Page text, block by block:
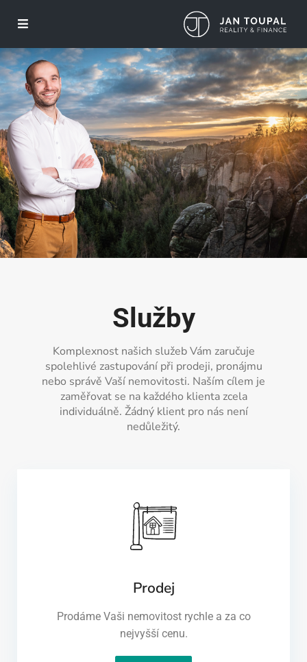
Služby
Komplexnost našich služeb Vám zaručuje
spolehlivé zastupování při prodeji, pronájmu
nebo správě Vaší nemovitosti. Naším cílem je
zaměřovat se na každého klienta zcela
individuálně. Žádný klient pro nás není
nedůležitý.
Prodej
Prodáme Vaši nemovitost rychle a za co
nejvyšší cenu.